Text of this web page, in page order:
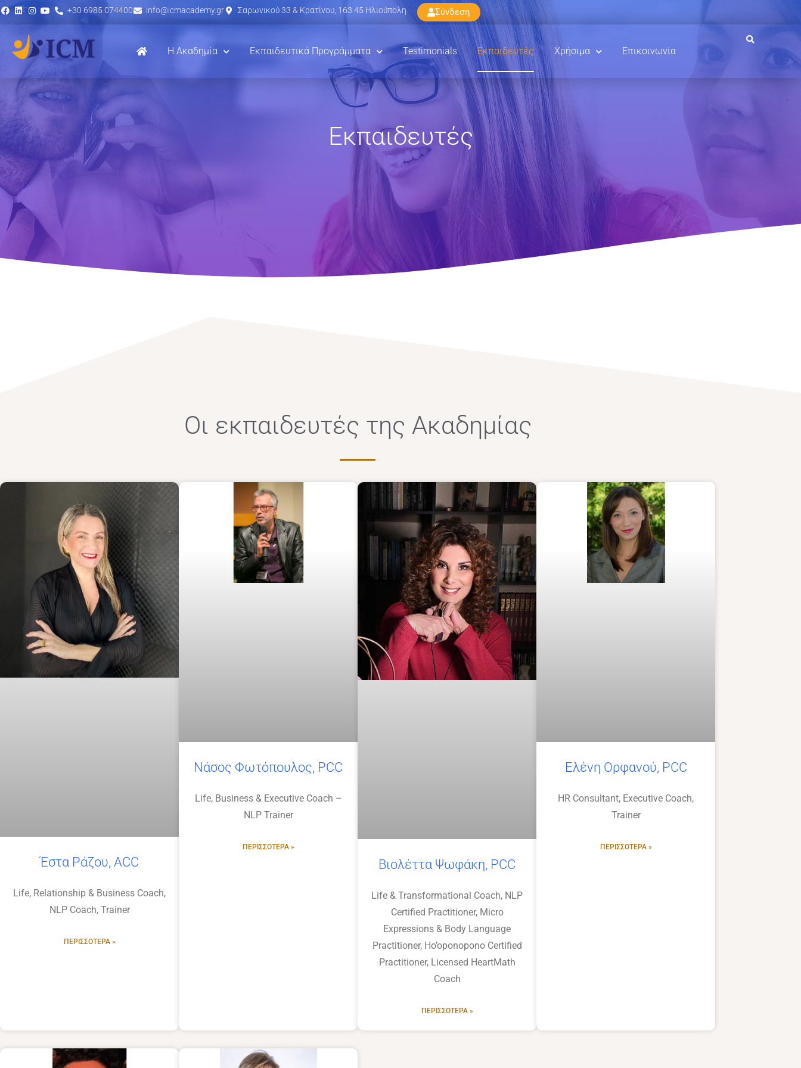
+30 6985 074400 info@icmacademy.gr Σαρωνικού 33 & Κρατίνου, 163 45 Ηλιούπολη Σύνδεση
Η Ακαδημία Εκπαιδευτικά Προγράμματα Testimonials Εκπαιδευτές Χρήσιμα Επικοινωνία
Εκπαιδευτές
Οι εκπαιδευτές της Ακαδημίας
Έστα Ράζου, ACC
Life, Relationship & Business Coach,
NLP Coach, Trainer
ΠΕΡΙΣΣΌΤΕΡΑ »
Νάσος Φωτόπουλος, PCC
Life, Business & Executive Coach –
NLP Trainer
ΠΕΡΙΣΣΌΤΕΡΑ »
Βιολέττα Ψωφάκη, PCC
Life & Transformational Coach, NLP
Certified Practitioner, Micro
Expressions & Body Language
Practitioner, Ho’oponopono Certified
Practitioner, Licensed HeartMath
Coach
ΠΕΡΙΣΣΌΤΕΡΑ »
Ελένη Ορφανού, PCC
HR Consultant, Executive Coach,
Trainer
ΠΕΡΙΣΣΌΤΕΡΑ »